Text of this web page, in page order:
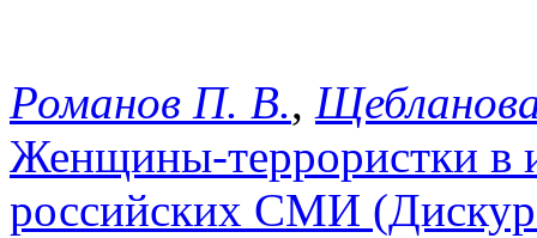
Романов П. В.,
Женщины-террористки в
российских СМИ